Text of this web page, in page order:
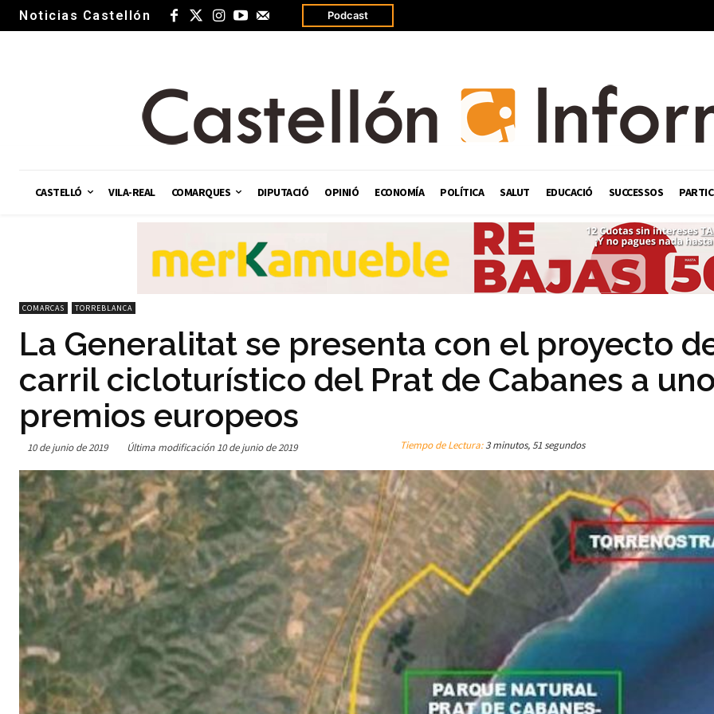
Noticias Castellón Podcast
CASTELLÓ VILA-REAL COMARQUES DIPUTACIÓ OPINIÓ ECONOMÍA POLÍTICA SALUT EDUCACIÓ SUCCESSOS
COMARCAS TORREBLANCA
La Generalitat se presenta con el proyecto
carril cicloturístico del Prat de Cabanes a
premios europeos
10 de junio de 2019 Última modificación 10 de junio de 2019 Tiempo de Lectura:3 minutos, 51 segundos